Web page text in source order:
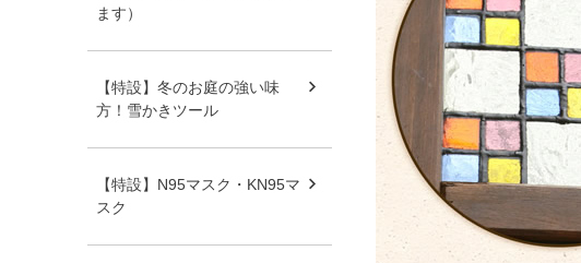
ます）
【特設】冬のお庭の強い味
方！雪かきツール
【特設】N95マスク・KN95マ
スク